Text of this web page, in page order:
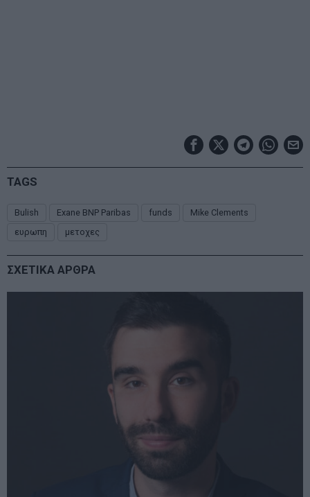
TAGS
Bulish Exane BNP Paribas funds
Mike Clements
ευρωπη
μετοχες
ΣΧΕΤΙΚΑ ΑΡΘΡΑ